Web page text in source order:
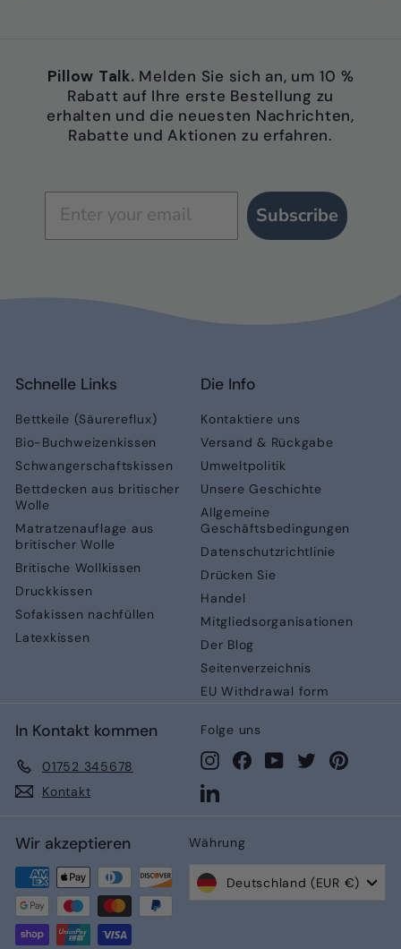
Pillow Talk. Melden Sie sich an, um 10 %
Rabatt auf Ihre erste Bestellung zu
erhalten und die neuesten Nachrichten,
Rabatte und Aktionen zu erfahren.
Subscribe
Schnelle Links
Bettkeile (Säurereflux)
Bio-Buchweizenkissen
Schwangerschaftskissen
Bettdecken aus britischer
Wolle
Matratzenauflage aus
britischer Wolle
Britische Wollkissen
Druckkissen
Sofakissen nachfüllen
Latexkissen
Die Info
Kontaktiere uns
Versand & Rückgabe
Umweltpolitik
Unsere Geschichte
Allgemeine
Geschäftsbedingungen
Datenschutzrichtlinie
Drücken Sie
Handel
Mitgliedsorganisationen
Der Blog
Seitenverzeichnis
EU Withdrawal form
In Kontakt kommen
01752 345678
Kontakt
Folge uns
InstagramFacebookYouTubeTwitter
LinkedIn
Wir akzeptieren Währung
Deutschland (EUR €)